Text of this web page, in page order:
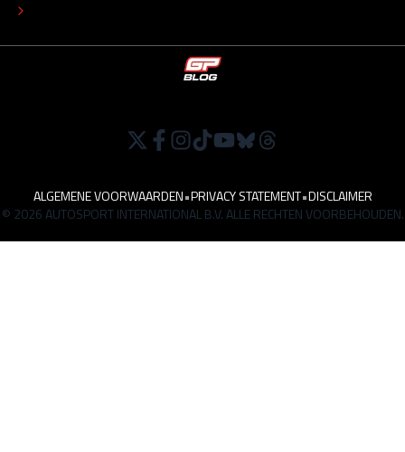
ALGEMENE VOORWAARDEN•PRIVACY STATEMENT•DISCLAIMER
© 2026 AUTOSPORT INTERNATIONAL B.V. ALLE RECHTEN VOORBEHOUDEN.